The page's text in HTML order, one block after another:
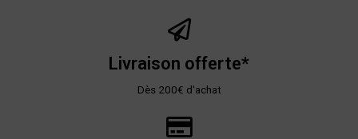
Livraison offerte*
Dès 200€ d'achat